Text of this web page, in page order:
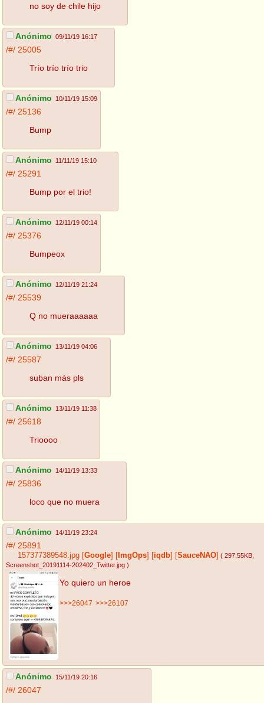
no soy de chile hijo
Anónimo 09/11/19 16:17
/#/ 25005
Trío trío trío trio
Anónimo 10/11/19 15:09
/#/ 25136
Bump
Anónimo 11/11/19 15:10
/#/ 25291
Bump por el trio!
Anónimo 12/11/19 00:14
/#/ 25376
Bumpeox
Anónimo 12/11/19 21:24
/#/ 25539
Q no mueraaaaaa
Anónimo 13/11/19 04:06
/#/ 25587
suban más pls
Anónimo 13/11/19 11:38
/#/ 25618
Trioooo
Anónimo 14/11/19 13:33
/#/ 25836
loco que no muera
Anónimo 14/11/19 23:24
/#/ 25891
157377389548.jpg Google ImgOps iqdb SauceNAO ( 297.55KB,
Screenshot_20191114-202402_Twitter.jpg )
Yo quiero un heroe
>>>26047 >>>26107
Anónimo 15/11/19 20:16
/#/ 26047